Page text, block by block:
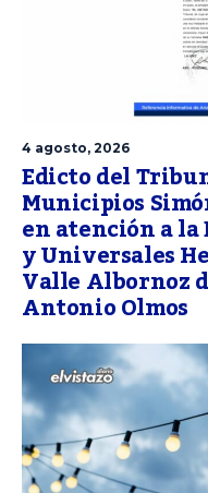
4 agosto, 2026
Edicto del
Municipios
en atención a la
y Universales
Valle Albornoz
Antonio Olmos